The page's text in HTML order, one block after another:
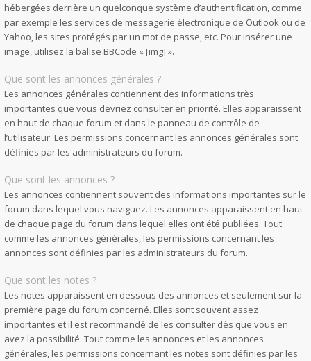
hébergées derrière un quelconque système d’authentification, comme
par exemple les services de messagerie électronique de Outlook ou de
Yahoo, les sites protégés par un mot de passe, etc. Pour insérer une
image, utilisez la balise BBCode « [img] ».
Que sont les annonces générales ?
Les annonces générales contiennent des informations très
importantes que vous devriez consulter en priorité. Elles apparaissent
en haut de chaque forum et dans le panneau de contrôle de
l’utilisateur. Les permissions concernant les annonces générales sont
définies par les administrateurs du forum.
Que sont les annonces ?
Les annonces contiennent souvent des informations importantes sur le
forum dans lequel vous naviguez. Les annonces apparaissent en haut
de chaque page du forum dans lequel elles ont été publiées. Tout
comme les annonces générales, les permissions concernant les
annonces sont définies par les administrateurs du forum.
Que sont les notes ?
Les notes apparaissent en dessous des annonces et seulement sur la
première page du forum concerné. Elles sont souvent assez
importantes et il est recommandé de les consulter dès que vous en
avez la possibilité. Tout comme les annonces et les annonces
générales, les permissions concernant les notes sont définies par les